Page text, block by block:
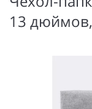
13